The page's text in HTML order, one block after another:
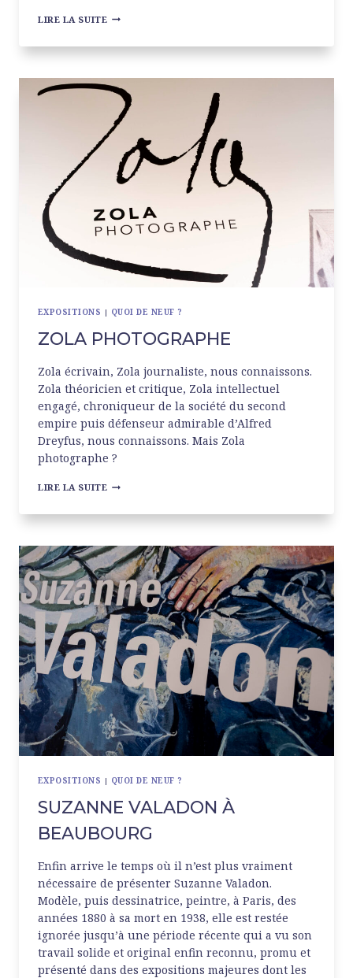
LIRE LA SUITE AGNÈS
EXPOSITIONS | QUOI DE NEUF ?
ZOLA PHOTOGRAPHE
Zola écrivain, Zola journaliste, nous connaissons.
Zola théoricien et critique, Zola intellectuel
engagé, chroniqueur de la société du second
empire puis défenseur admirable d’Alfred
Dreyfus, nous connaissons. Mais Zola
photographe ?
LIRE LA SUITE ZOLA
EXPOSITIONS | QUOI DE NEUF ?
SUZANNE VALADON À
BEAUBOURG
Enfin arrive le temps où il n’est plus vraiment
nécessaire de présenter Suzanne Valadon.
Modèle, puis dessinatrice, peintre, à Paris, des
années 1880 à sa mort en 1938, elle est restée
ignorée jusqu’à une période récente qui a vu son
travail solide et original enfin reconnu, promu et
présenté dans des expositions majeures dont les